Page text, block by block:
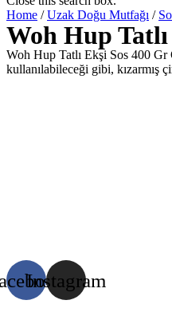
Home /Uzak Doğu Mutfağı /
Woh Hup
Woh Hup Tatlı Ekşi Sos 400 Gr
kullanılabileceği gibi, kızarmış
Instagram